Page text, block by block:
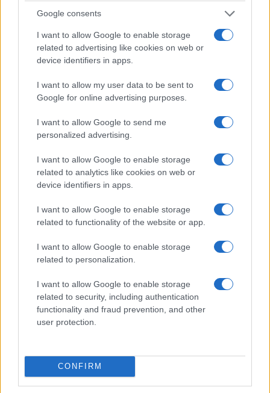
Google consents
I want to allow Google to enable storage
related to advertising like cookies on web or
device identifiers in apps.
I want to allow my user data to be sent to
Google for online advertising purposes.
I want to allow Google to send me
personalized advertising.
I want to allow Google to enable storage
related to analytics like cookies on web or
device identifiers in apps.
I want to allow Google to enable storage
related to functionality of the website or app.
I want to allow Google to enable storage
related to personalization.
I want to allow Google to enable storage
related to security, including authentication
functionality and fraud prevention, and other
user protection.
CONFIRM
Νέο επενδυτικό
πρόγραμμα ύψους 500
εκατ. ευρώ έως το 2024 και
μέτρα στήριξης της
κοινωνίας και της
Vodafone Ελλάδας
12 Μαΐου 2020, 3:34 μμ
σε "Επιχειρήσεις"
Ακολουθήστε μας στοGoogle News
και μάθετε πρώτοι όλες τις ειδήσεις!